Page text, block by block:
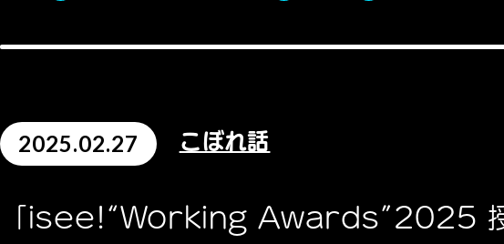
2025.02.27 こぼれ話
「isee!“Working Awards”2025